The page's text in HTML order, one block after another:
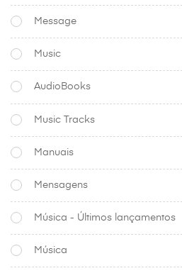
Message
Music
AudioBooks
Music Tracks
Manuais
Mensagens
Música - Últimos lançamentos
Música